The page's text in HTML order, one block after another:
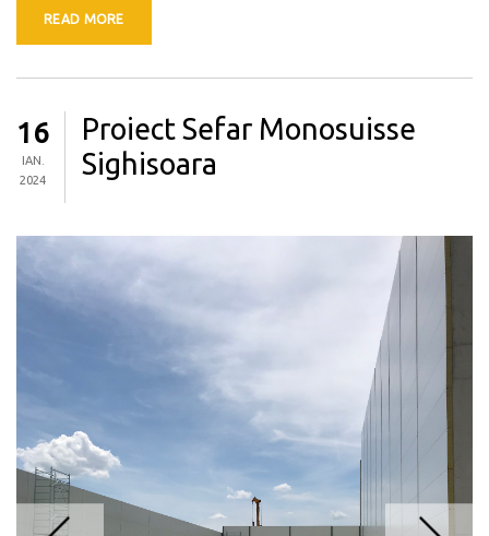
READ MORE
16
IAN.
2024
Proiect Sefar Monosuisse
Sighisoara